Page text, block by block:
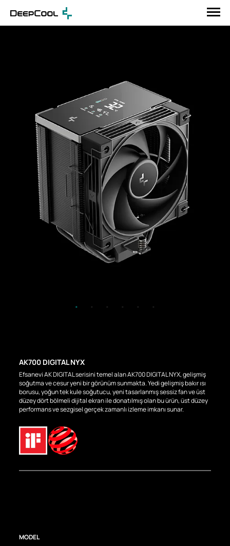
AK700 DIGITAL NYX
Efsanevi AK DIGITAL serisini temel alan AK700 DIGITAL NYX, gelişmiş
soğutma ve cesur yeni bir görünüm sunmakta. Yedi gelişmiş bakır ısı
borusu, yoğun tek kule soğutucu, yeni tasarlanmış sessiz fan ve üst
düzey dört bölmeli dijital ekran ile donatılmış olan bu ürün, üst düzey
performans ve sezgisel gerçek zamanlı izleme imkanı sunar.
MODEL